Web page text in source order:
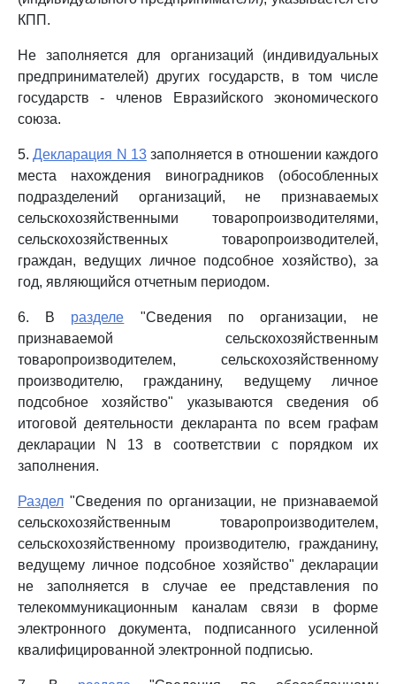
КПП.
Не заполняется для организаций (индивидуальных
предпринимателей) других государств, в том числе
государств - членов Евразийского экономического
союза.
5.Декларация N 13заполняется в отношении каждого
места нахождения виноградников (обособленных
подразделений организаций, не признаваемых
сельскохозяйственными товаропроизводителями,
сельскохозяйственных товаропроизводителей,
граждан, ведущих личное подсобное хозяйство), за
год, являющийся отчетным периодом.
6. В разделе "Сведения по организации, не
признаваемой сельскохозяйственным
товаропроизводителем, сельскохозяйственному
производителю, гражданину, ведущему личное
подсобное хозяйство" указываются сведения об
итоговой деятельности декларанта по всем графам
декларации N 13 в соответствии с порядком их
заполнения.
Раздел "Сведения по организации, не признаваемой
сельскохозяйственным товаропроизводителем,
сельскохозяйственному производителю, гражданину,
ведущему личное подсобное хозяйство" декларации
не заполняется в случае ее представления по
телекоммуникационным каналам связи в форме
электронного документа, подписанного усиленной
квалифицированной электронной подписью.